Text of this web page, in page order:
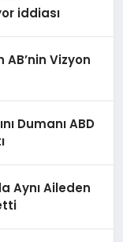
iddiası
AB’nin Vizyon
Dumanı ABD
Aynı Aileden